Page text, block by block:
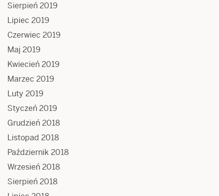
Sierpień 2019
Lipiec 2019
Czerwiec 2019
Maj 2019
Kwiecień 2019
Marzec 2019
Luty 2019
Styczeń 2019
Grudzień 2018
Listopad 2018
Październik 2018
Wrzesień 2018
Sierpień 2018